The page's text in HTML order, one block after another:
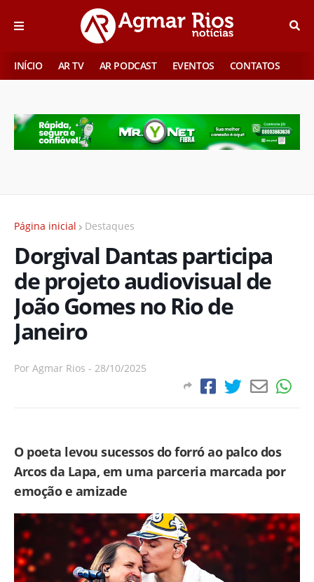
INÍCIO AR TV AR PODCAST EVENTOS CONTATOS
Página inicial Destaques
Dorgival Dantas participa
de projeto audiovisual de
João Gomes no Rio de
Janeiro
Por Agmar Rios - 28/10/2025
O poeta levou sucessos do forró ao palco dos
Arcos da Lapa, em uma parceria marcada por
emoção e amizade